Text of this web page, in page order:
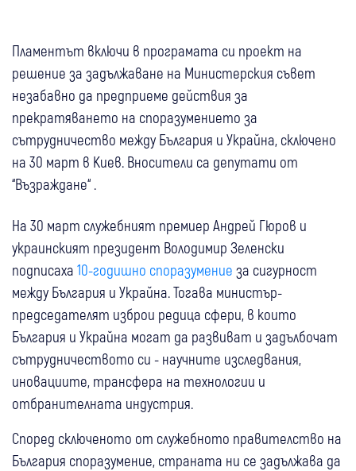
Пламентът включи в програмата си проект на
решение за задължаване на Министерския съвет
незабавно да предприеме действия за
прекратяването на споразумението за
сътрудничество между България и Украйна, сключено
на 30 март в Киев. Вносители са депутати от
“Възраждане“ .
На 30 март служебният премиер Андрей Гюров и
украинският президент Володимир Зеленски
подписаха 10-годишно споразумение за сигурност
между България и Украйна. Тогава министър-
председателят изброи редица сфери, в които
България и Украйна могат да развиват и задълбочат
сътрудничеството си - научните изследвания,
иновациите, трансфера на технологии и
отбранителната индустрия.
Според сключеното от служебното правителство на
България споразумение, страната ни се задължава да